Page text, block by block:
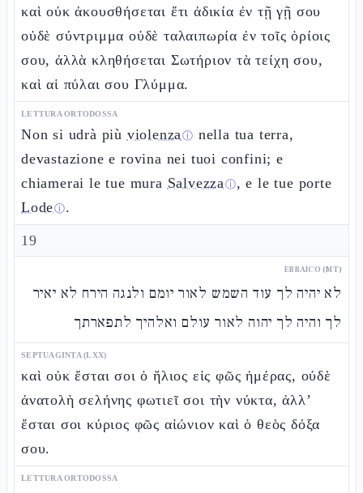
καὶ οὐκ ἀκουσθήσεται ἔτι ἀδικία ἐν τῇ γῇ σου
οὐδὲ σύντριμμα οὐδὲ ταλαιπωρία ἐν τοῖς ὁρίοις
σου, ἀλλὰ κληθήσεται Σωτήριον τὰ τείχη σου,
καὶ αἱ πύλαι σου Γλύμμα.
LETTURA ORTODOSSA
Non si udrà più violenzaⓘ nella tua terra,
devastazione e rovina nei tuoi confini; e
chiamerai le tue mura Salvezzaⓘ, e le tue porte
Lodeⓘ.
19
EBRAICO (MT)
לא יהיה לך עוד השמש לאור יומם ולנגה הירח לא יאיר
לך והיה לך יהוה לאור עולם ואלהיך לתפארתך
SEPTUAGINTA (LXX)
καὶ οὐκ ἔσται σοι ὁ ἥλιος εἰς φῶς ἡμέρας, οὐδὲ
ἀνατολὴ σελήνης φωτιεῖ σοι τὴν νύκτα, ἀλλ’
ἔσται σοι κύριος φῶς αἰώνιον καὶ ὁ θεὸς δόξα
σου.
LETTURA ORTODOSSA